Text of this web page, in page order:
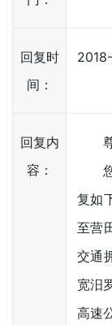
回复时
间：
回复内
容：
复如
至营
交通
宽汨
高速